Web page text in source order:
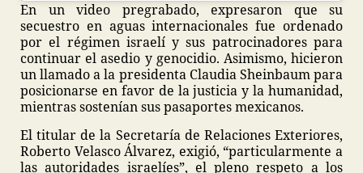
En un video pregrabado, expresaron que su
secuestro en aguas internacionales fue ordenado
por el régimen israelí y sus patrocinadores para
continuar el asedio y genocidio. Asimismo, hicieron
un llamado a la presidenta Claudia Sheinbaum para
posicionarse en favor de la justicia y la humanidad,
mientras sostenían sus pasaportes mexicanos.
El titular de la Secretaría de Relaciones Exteriores,
Roberto Velasco Álvarez, exigió, “particularmente a
las autoridades israelíes”, el pleno respeto a los